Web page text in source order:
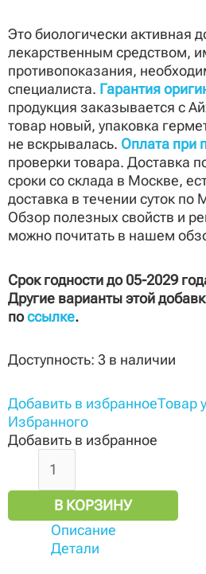
Это биологически активная
лекарственным средством,
противопоказания,
специалиста. Гарантия
продукция заказывается с
товар новый, упаковка
не вскрывалась. Оплата при
проверки товара. Доставка
сроки со склада в Москве,
доставка в течении суток по
Обзор полезных свойств и
можно почитать в нашем
Срок годности до 05-2029
Другие варианты этой
поссылке.
Доступность: 3 в наличии
Добавить в избранноеТовар
Избранного
Добавить в избранное
В КОРЗИНУ
Описание
Детали